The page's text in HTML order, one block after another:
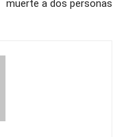
muerte a dos personas